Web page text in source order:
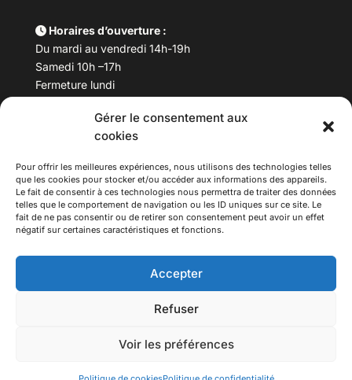
Gérer le consentement aux
cookies
Pour offrir les meilleures expériences, nous utilisons des technologies telles
que les cookies pour stocker et/ou accéder aux informations des appareils.
Le fait de consentir à ces technologies nous permettra de traiter des données
telles que le comportement de navigation ou les ID uniques sur ce site. Le
fait de ne pas consentir ou de retirer son consentement peut avoir un effet
négatif sur certaines caractéristiques et fonctions.
Accepter
Refuser
Voir les préférences
Horaires d’ouverture :
Du mardi au vendredi 14h-19h
Samedi 10h –17h
Fermeture lundi
Téléphone : 04 78 53 06 40
maisondesculturesasiatiques@asiexpo.com
Tous droits réservés.